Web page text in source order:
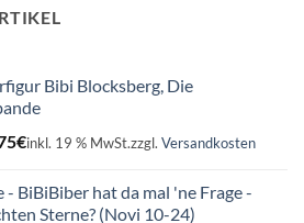
15,75€.
Bibi Blocksberg, Die
€Aktueller
15,75€.
inkl. 19 % MwSt.zzgl. Versandkosten
- BiBiBiber hat da mal 'ne Frage -
Sterne? (Novi 10-24)